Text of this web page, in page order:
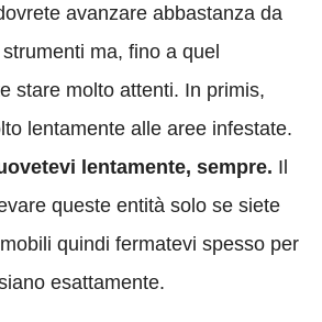
avanzare abbastanza da
ma, fino a quel
stare molto attenti. In primis,
lentamente alle aree infestate.
lentamente, sempre. Il
queste entità solo se siete
quindi fermatevi spesso per
esattamente.